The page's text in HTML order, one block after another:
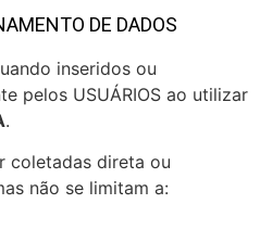
DE DADOS
inseridos ou
pelos USUÁRIOS ao utilizar
.
coletadas direta ou
não se limitam a: